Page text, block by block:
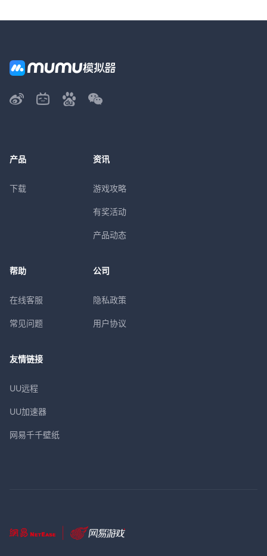
产品
下载
资讯
游戏攻略
有奖活动
产品动态
帮助
在线客服
常见问题
公司
隐私政策
用户协议
友情链接
UU远程
UU加速器
网易千千壁纸